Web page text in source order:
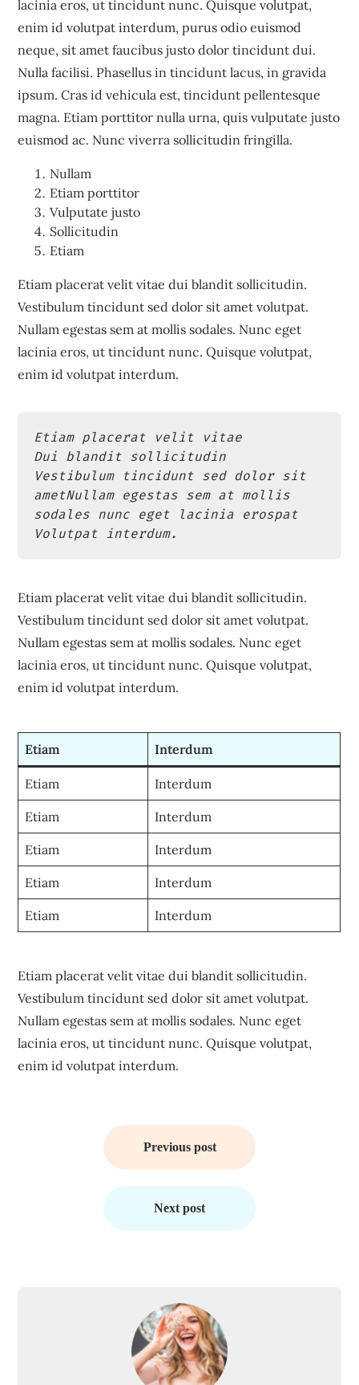
lacinia eros, ut tincidunt nunc. Quisque volutpat,
enim id volutpat interdum, purus odio euismod
neque, sit amet faucibus justo dolor tincidunt dui.
Nulla facilisi. Phasellus in tincidunt lacus, in gravida
ipsum. Cras id vehicula est, tincidunt pellentesque
magna. Etiam porttitor nulla urna, quis vulputate justo
euismod ac. Nunc viverra sollicitudin fringilla.
Nullam
Etiam porttitor
Vulputate justo
Sollicitudin
Etiam
Etiam placerat velit vitae dui blandit sollicitudin.
Vestibulum tincidunt sed dolor sit amet volutpat.
Nullam egestas sem at mollis sodales. Nunc eget
lacinia eros, ut tincidunt nunc. Quisque volutpat,
enim id volutpat interdum.
Etiam placerat velit vitae
Dui blandit sollicitudin
Vestibulum tincidunt sed dolor sit
ametNullam egestas sem at mollis
sodales nunc eget lacinia erospat
Volutpat interdum.
Etiam placerat velit vitae dui blandit sollicitudin.
Vestibulum tincidunt sed dolor sit amet volutpat.
Nullam egestas sem at mollis sodales. Nunc eget
lacinia eros, ut tincidunt nunc. Quisque volutpat,
enim id volutpat interdum.
Etiam Interdum
Etiam Interdum
Etiam Interdum
Etiam Interdum
Etiam Interdum
Etiam Interdum
Etiam placerat velit vitae dui blandit sollicitudin.
Vestibulum tincidunt sed dolor sit amet volutpat.
Nullam egestas sem at mollis sodales. Nunc eget
lacinia eros, ut tincidunt nunc. Quisque volutpat,
enim id volutpat interdum.
Previous post
Next post